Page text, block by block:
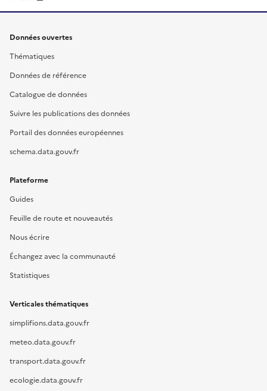
Données ouvertes
Thématiques
Données de référence
Catalogue de données
Suivre les publications des données
Portail des données européennes
schema.data.gouv.fr
Plateforme
Guides
Feuille de route et nouveautés
Nous écrire
Échangez avec la communauté
Statistiques
Verticales thématiques
simplifions.data.gouv.fr
meteo.data.gouv.fr
transport.data.gouv.fr
ecologie.data.gouv.fr